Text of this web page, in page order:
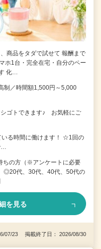
商品をタダで試せて 報酬まで
ホ1台・完全在宅・自分のペー
化…
制／時間額1,500円～5,000
ゴトできます♪ お気軽にご
いる時間に働けます！ ☆1回の
…
ちの方（※アンケートに必要
◎20代、30代、40代、50代の
を見る
07/23 掲載終了日： 2026/08/30